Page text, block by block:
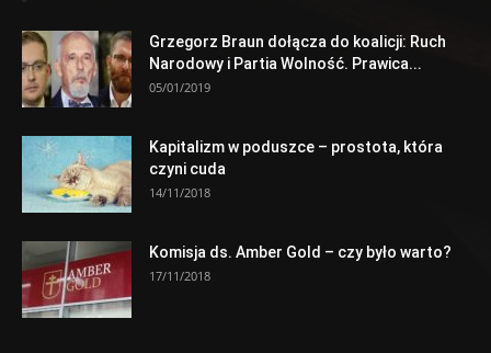
Grzegorz Braun dołącza do koalicji: Ruch
Narodowy i Partia Wolność. Prawica...
05/01/2019
Kapitalizm w poduszce – prostota, która
czyni cuda
14/11/2018
Komisja ds. Amber Gold – czy było warto?
17/11/2018